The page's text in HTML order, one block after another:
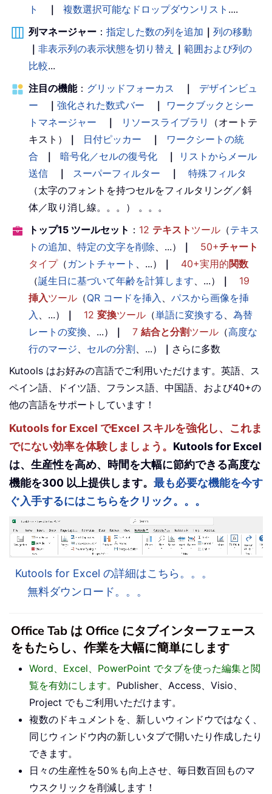
ト
｜ 複数選択可能なドロップダウンリスト ....
列マネージャー ： 指定した数の列を追加 ｜ 列の移動
｜ 非表示列の表示状態を切り替え ｜ 範囲および列の
比較...
注目の機能： グリッドフォーカス ｜
デザインビュ
ー
｜ 強化された数式バー ｜
ワークブックとシー
トマネージャー
｜ リソースライブラリ
（オートテ
キスト）
｜ 日付ピッカー ｜
ワークシートの統
合
｜ 暗号化／セルの復号化 ｜
リストからメール
送信
｜ スーパーフィルター ｜
特殊フィルタ
（太字のフォントを持つセルをフィルタリング／斜
体／取り消し線。。。） 。。。
トップ15 ツールセット ： 12 テキスト ツール （テキス
トの追加、 特定の文字を削除、...） ｜ 50+チャート
タイプ（ ガントチャート 、...） ｜ 40+実用的関数
（誕生日に基づいて年齢を計算します、...） ｜
19
挿入ツール （QR コードを挿入 、 パスから画像を挿
入 、...） ｜ 12 変換ツール （単語に変換する 、 為替
レートの変換、...） ｜ 7 結合と分割ツール （高度な
行のマージ、 セルの分割、...） ｜ さらに多数
Kutools はお好みの言語でご利用いただけます。英語、ス
ペイン語、ドイツ語、フランス語、中国語、および40+の
他の言語をサポートしています！
Kutools for Excel でExcel スキルを強化し、これま
でにない効率を体験しましょう。 Kutools for Excel
は、生産性を高め、時間を大幅に節約できる高度な
機能を300 以上提供します。 最も必要な機能を今す
ぐ入手するにはこちらをクリック。。。
Kutools for Excel の詳細はこちら。。。
無料ダウンロード。。。
Office Tab は Office にタブインターフェース
をもたらし、作業を大幅に簡単にします
Word、Excel、PowerPoint でタブを使った編集と閲
覧を有効にします。 Publisher、Access、Visio、
Project でもご利用いただけます。
複数のドキュメントを、新しいウィンドウではなく、
同じウィンドウ内の新しいタブで開いたり作成したり
できます。
日々の生産性を50％も向上させ、毎日数百回ものマ
ウスクリックを削減します！